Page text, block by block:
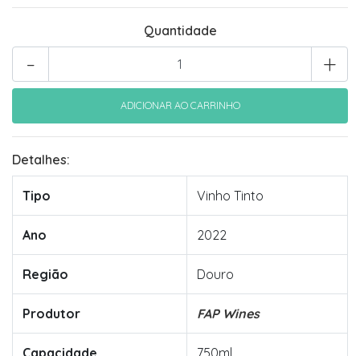
Quantidade
+
-
Detalhes:
Tipo Vinho Tinto
Ano 2022
Região Douro
Produtor FAP Wines
Capacidade 750ml